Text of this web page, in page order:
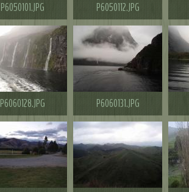
P6050101.JPG P6050112.JPG
P6060128.JPG P6060131.JPG